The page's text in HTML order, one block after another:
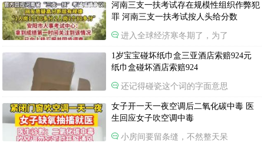
河南三支一扶考试存在规模性组织作弊犯
罪 河南三支一扶考试按人头给分数
进入全球经济寒冬期了，为了
1岁宝宝碰坏纸巾盒三亚酒店索赔924元
纸巾盒碰坏酒店索赔924
还记得碰瓷这个词的字面意思
女子开一天一夜空调后二氧化碳中毒 医
生回应女子吹空调中毒
小房间要留条缝，不然整天呆